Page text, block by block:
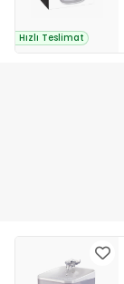
Hızlı Teslimat